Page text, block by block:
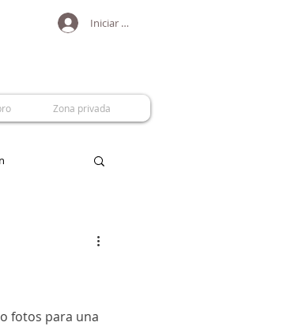
Iniciar sesión
Zona privada
fotos para una